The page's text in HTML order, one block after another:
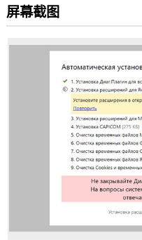
此
扩
可
屏幕截图